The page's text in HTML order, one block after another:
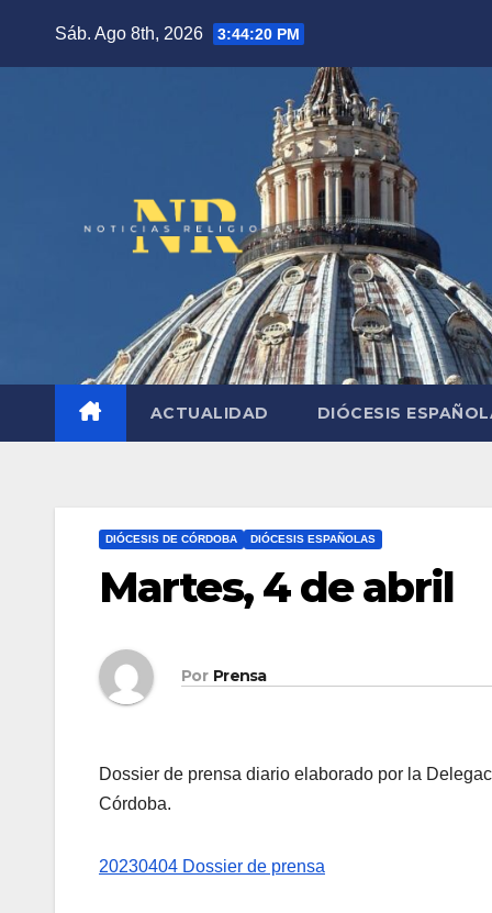
Sáb. Ago 8th, 2026 3:44:21 PM
ACTUALIDAD DIÓCESIS
DIÓCESIS DE CÓRDOBA DIÓCESIS ESPAÑOLAS
Martes, 4 de abril
Por Prensa
Dossier de prensa diario elaborado por la
Córdoba.
20230404 Dossier de prensa